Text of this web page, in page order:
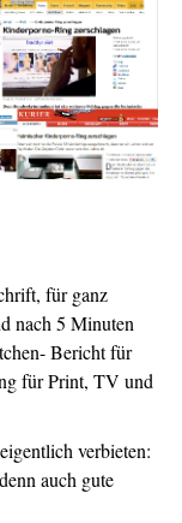
für ganz
nach 5 Minuten
Bericht für
für Print, TV und
verbieten:
auch gute